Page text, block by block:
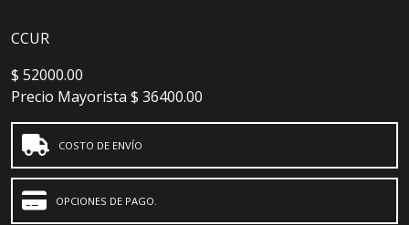
CCUR
$ 52000.00
Precio Mayorista $ 36400.00
COSTO DE ENVÍO
OPCIONES DE PAGO.